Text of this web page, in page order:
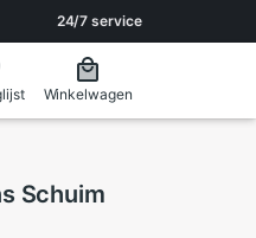
24/7 service
Winkelwagen
Schuim